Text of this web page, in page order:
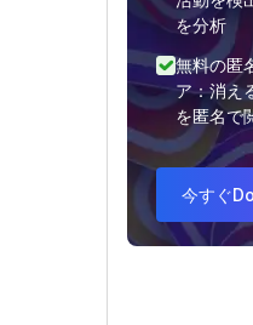
を分析
無料の匿
ア：消え
を匿名で
今すぐ